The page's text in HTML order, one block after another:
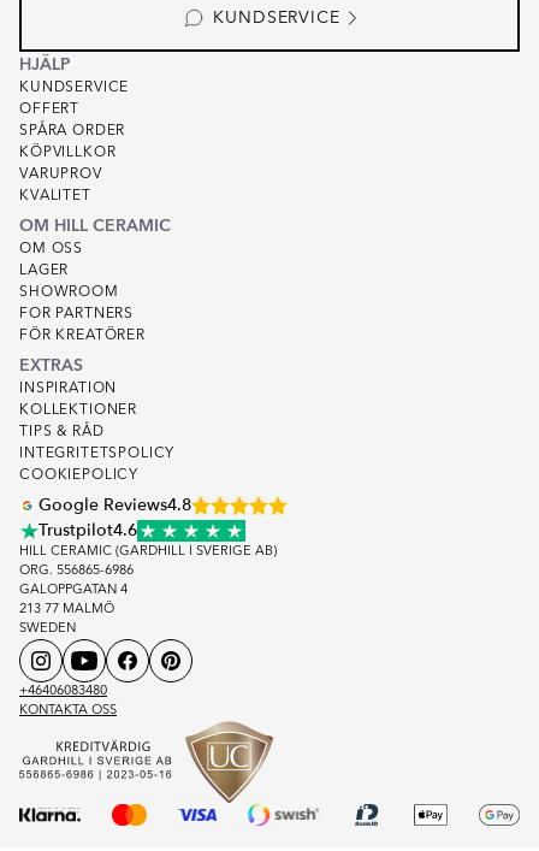
KUNDSERVICE
HJÄLP
KUNDSERVICE
OFFERT
SPÅRA ORDER
KÖPVILLKOR
VARUPROV
KVALITET
OM HILL CERAMIC
OM OSS
LAGER
SHOWROOM
FOR PARTNERS
FÖR KREATÖRER
EXTRAS
INSPIRATION
KOLLEKTIONER
TIPS & RÅD
INTEGRITETSPOLICY
COOKIEPOLICY
Google Reviews4.8
Trustpilot4.6
HILL CERAMIC (GARDHILL I SVERIGE AB)
ORG. 556865-6986
GALOPPGATAN 4
213 77 MALMÖ
SWEDEN
+46406083480
KONTAKTA OSS